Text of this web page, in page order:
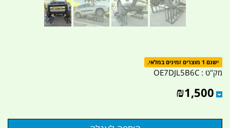
ישנם 1 מוצרים זמינים במלאי.
מק"ט : OE7DJL5B6C
₪1,500